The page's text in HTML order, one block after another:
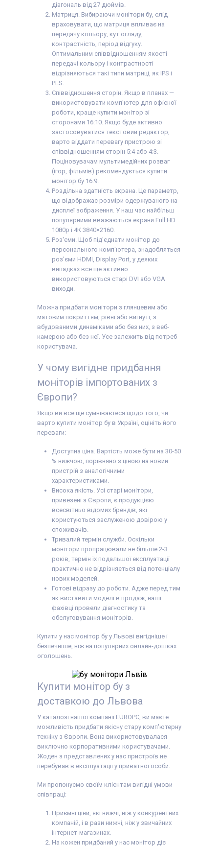
діагональ від 27 дюймів.
Матриця. Вибираючи монітори бу, слід
враховувати, що матриця впливає на
передачу кольору, кут огляду,
контрастність, період відгуку.
Оптимальним співвідношенням якості
передачі кольору і контрастності
відрізняються такі типи матриці, як IPS і
PLS.
Співвідношення сторін. Якщо в планах —
використовувати комп'ютер для офісної
роботи, краще купити монітор зі
сторонами 16:10. Якщо буде активно
застосовуватися текстовий редактор,
варто віддати перевагу пристрою зі
співвідношенням сторін 5:4 або 4:3.
Поціновувачам мультимедійних розваг
(ігор, фільмів) рекомендується купити
монітор бу 16:9.
Роздільна здатність екрана. Це параметр,
що відображає розміри одержуваного на
дисплеї зображення. У наш час найбільш
популярними вважаються екрани Full HD
1080p і 4К 3840×2160.
Роз'єми. Щоб під'єднати монітор до
персонального комп'ютера, знадобляться
роз'єми HDMI, Display Port, у деяких
випадках все ще активно
використовуються старі DVI або VGA
виходи.
Можна придбати монітори з глянцевим або
матовим покриттям, рівні або вигнуті, з
вбудованими динаміками або без них, з веб-
камерою або без неї. Усе залежить від потреб
користувача.
У чому вигідне придбання
моніторів імпортованих з
Європи?
Якщо ви все ще сумніваєтеся щодо того, чи
варто купити монітор бу в Україні, оцініть його
переваги:
Доступна ціна. Вартість може бути на 30-50
% нижчою, порівняно з ціною на новий
пристрій з аналогічними
характеристиками.
Висока якість. Усі старі монітори,
привезені з Європи, є продукцією
всесвітньо відомих брендів, які
користуються заслуженою довірою у
споживачів.
Тривалий термін служби. Оскільки
монітори пропрацювали не більше 2-3
років, термін їх подальшої експлуатації
практично не відрізняється від потенціалу
нових моделей.
Готові відразу до роботи. Адже перед тим
як виставити моделі в продаж, наші
фахівці провели діагностику та
обслуговування моніторів.
Купити у нас монітор бу у Львові вигідніше і
безпечніше, ніж на популярних онлайн-дошках
оголошень.
Купити монітор бу з
доставкою до Львова
У каталозі нашої компанії EUROPC, ви маєте
можливість придбати якісну стару комп'ютерну
техніку з Європи. Вона використовувалася
виключно корпоративними користувачами.
Жоден з представлених у нас пристроїв не
перебував в експлуатації у приватної особи.
Ми пропонуємо своїм клієнтам вигідні умови
співпраці:
Приємні ціни, які нижчі, ніж у конкурентних
компаній, і в рази нижчі, ніж у звичайних
інтернет-магазинах.
На кожен придбаний у нас монітор діє